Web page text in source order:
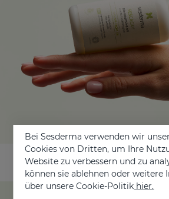
Bei Sesderma verwenden wir
Cookies von Dritten, um Ihre
Website zu verbessern und zu
können sie ablehnen oder weitere
über unsere Cookie-Politik hier.